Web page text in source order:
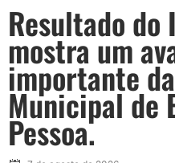
Resultado do
mostra um
importante
Municipal de
Pessoa.